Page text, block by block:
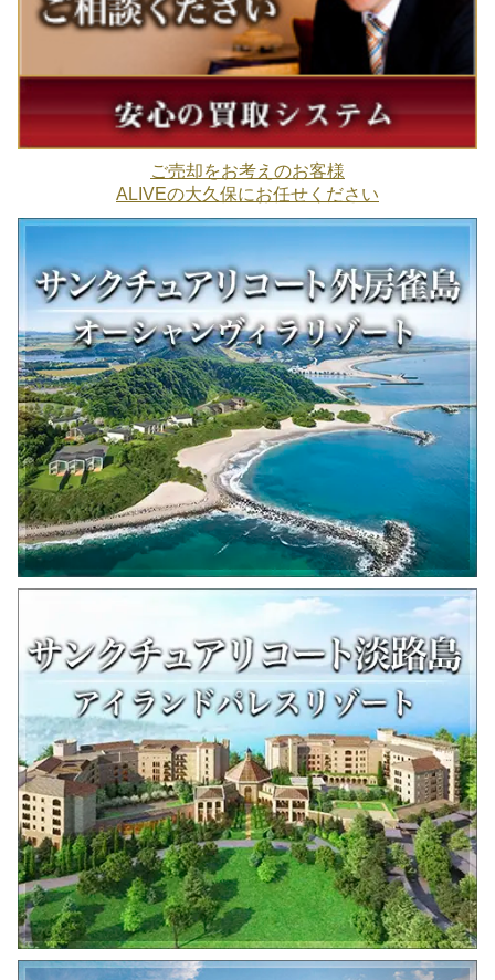
ご売却をお考えのお客様
ALIVEの大久保にお任せください